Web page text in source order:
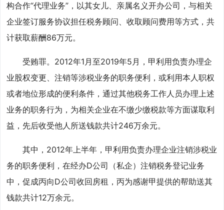
构合作“代理业务”，以其女儿、亲属名义开办公司，与相关
企业签订服务协议担任税务顾问、收取顾问费用等方式，共
计获取薪酬86万元。
受贿罪。2012年1月至2019年5月，甲利用负责办理企
业股权变更、注销等涉税业务的职务便利，或利用本人职权
或者地位形成的便利条件，通过其他税务工作人员办理上述
业务的职务行为，为相关企业在不缴少缴税款等方面谋取利
益，先后收受他人所送钱款共计246万余元。
其中，2012年上半年，甲利用负责办理企业注销涉税业
务的职务便利，在经办D公司（私企）注销税务登记业务
中，促成丙向D公司收回房租，丙为感谢甲提供的帮助送其
钱款共计12万余元。